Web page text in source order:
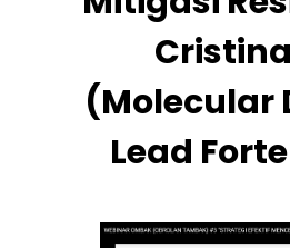
(Molecular
Lead